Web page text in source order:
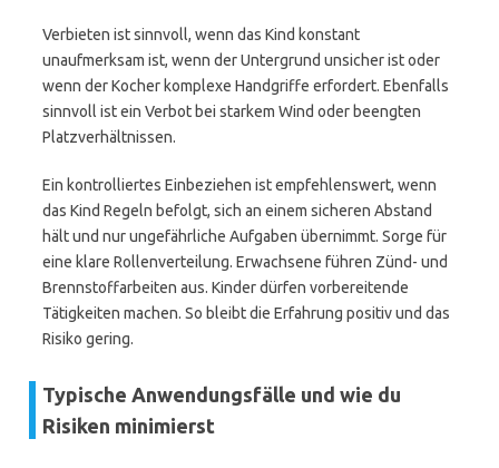
Verbieten ist sinnvoll, wenn das Kind konstant
unaufmerksam ist, wenn der Untergrund unsicher ist oder
wenn der Kocher komplexe Handgriffe erfordert. Ebenfalls
sinnvoll ist ein Verbot bei starkem Wind oder beengten
Platzverhältnissen.
Ein kontrolliertes Einbeziehen ist empfehlenswert, wenn
das Kind Regeln befolgt, sich an einem sicheren Abstand
hält und nur ungefährliche Aufgaben übernimmt. Sorge für
eine klare Rollenverteilung. Erwachsene führen Zünd- und
Brennstoffarbeiten aus. Kinder dürfen vorbereitende
Tätigkeiten machen. So bleibt die Erfahrung positiv und das
Risiko gering.
Typische Anwendungsfälle und wie du
Risiken minimierst